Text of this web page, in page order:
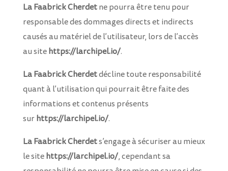
La Faabrick Cherdetne pourra être tenu pour
responsable des dommages directs et indirects
causés au matériel de l’utilisateur, lors de l’accès
au sitehttps://larchipel.io/.
La Faabrick Cherdetdécline toute responsabilité
quant à l’utilisation qui pourrait être faite des
informations et contenus présents
surhttps://larchipel.io/.
La Faabrick Cherdets’engage à sécuriser au mieux
le sitehttps://larchipel.io/, cependant sa